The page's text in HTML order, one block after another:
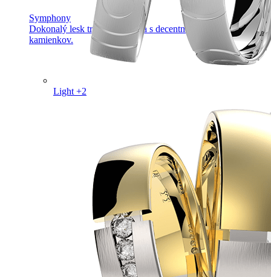
Symphony
Dokonalý lesk tradičného zlata s decentnou iskrou
kamienkov.
Light +2